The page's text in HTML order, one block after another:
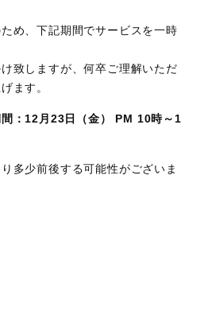
め、下記期間でサービスを一時
致しますが、何卒ご理解いただ
ます。
：12月23日（金） PM 10時～1
多少前後する可能性がございま